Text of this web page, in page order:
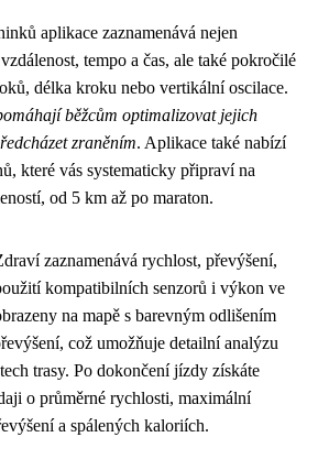
aplikace zaznamenává nejen
tempo a čas, ale také pokročilé
délka kroku nebo vertikální oscilace.
běžcům optimalizovat jejich
zraněním. Aplikace také nabízí
které vás systematicky připraví na
od 5 km až po maraton.
zaznamenává rychlost, převýšení,
kompatibilních senzorů i výkon ve
na mapě s barevným odlišením
což umožňuje detailní analýzu
trasy. Po dokončení jízdy získáte
o průměrné rychlosti, maximální
a spálených kaloriích.